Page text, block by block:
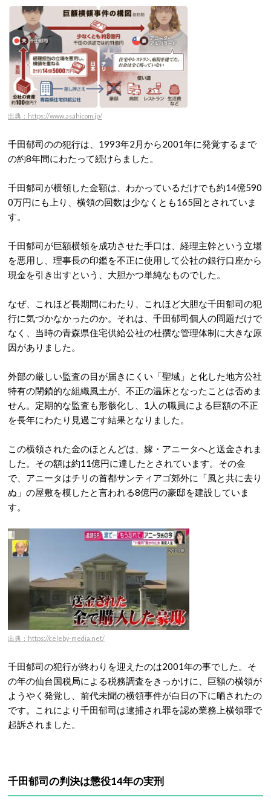
出典：https://www.asahicom.jp/
千田郁司のの犯行は、1993年2月から2001年に発覚するまで
の約8年間にわたって続けらました。
千田郁司が横領した金額は、わかっているだけでも約14億590
0万円にも上り、横領の回数は少なくとも165回とされていま
す。
千田郁司が巨額横領を成功させた手口は、経理主幹という立場
を悪用し、理事長の印鑑を不正に使用して公社の銀行口座から
現金を引き出すという、大胆かつ単純なものでした。
なぜ、これほど長期間にわたり、これほど大胆な千田郁司の犯
行に気づかなかったのか。それは、千田郁司個人の問題だけで
なく、当時の青森県住宅供給公社の杜撰な管理体制に大きな原
因がありました。
外部の厳しい監査の目が届きにくい「聖域」と化した地方公社
特有の閉鎖的な組織風土が、不正の温床となったことは否めま
せん。定期的な監査も形骸化し、1人の職員による巨額の不正
を長年にわたり見過ごす結果となりました。
この横領された金のほとんどは、嫁・アニータへと送金されま
した。その額は約11億円に達したとされています。その金
で、アニータはチリの首都サンティアゴ郊外に「風と共に去り
ぬ」の屋敷を模したと言われる8億円の豪邸を建設していま
す。
出典：https://celeby-media.net/
千田郁司の犯行が終わりを迎えたのは2001年の事でした。そ
の年の仙台国税局による税務調査をきっかけに、巨額の横領が
ようやく発覚し、前代未聞の横領事件が白日の下に晒されたの
です。これにより千田郁司は逮捕され罪を認め業務上横領罪で
起訴されました。
千田郁司の判決は懲役14年の実刑